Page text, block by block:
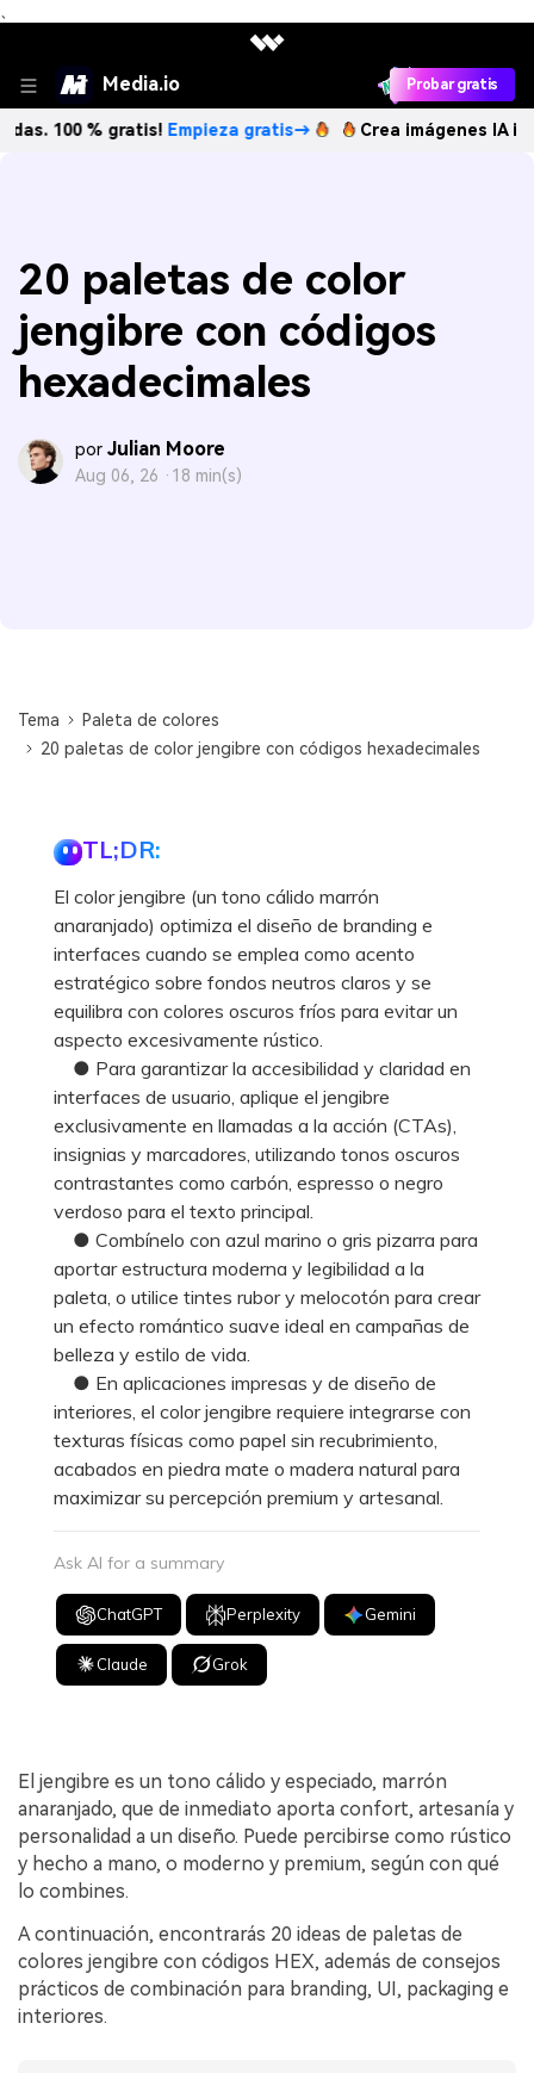
、
Media.io Probar gratis
% gratis!Empieza gratis→ Crea imágenes IA ilimitadas.
20 paletas de color
jengibre con códigos
hexadecimales
por Julian Moore
Aug 06, 26 · 18 min(s)
Tema
Paleta de colores
20 paletas de color jengibre con códigos hexadecimales
TL;DR:
El color jengibre (un tono cálido marrón
anaranjado) optimiza el diseño de branding e
interfaces cuando se emplea como acento
estratégico sobre fondos neutros claros y se
equilibra con colores oscuros fríos para evitar un
aspecto excesivamente rústico.
● Para garantizar la accesibilidad y claridad en
interfaces de usuario, aplique el jengibre
exclusivamente en llamadas a la acción (CTAs),
insignias y marcadores, utilizando tonos oscuros
contrastantes como carbón, espresso o negro
verdoso para el texto principal.
● Combínelo con azul marino o gris pizarra para
aportar estructura moderna y legibilidad a la
paleta, o utilice tintes rubor y melocotón para crear
un efecto romántico suave ideal en campañas de
belleza y estilo de vida.
● En aplicaciones impresas y de diseño de
interiores, el color jengibre requiere integrarse con
texturas físicas como papel sin recubrimiento,
acabados en piedra mate o madera natural para
maximizar su percepción premium y artesanal.
Ask AI for a summary
ChatGPT Perplexity Gemini
Claude Grok
El jengibre es un tono cálido y especiado, marrón
anaranjado, que de inmediato aporta confort, artesanía y
personalidad a un diseño. Puede percibirse como rústico
y hecho a mano, o moderno y premium, según con qué
lo combines.
A continuación, encontrarás 20 ideas de paletas de
colores jengibre con códigos HEX, además de consejos
prácticos de combinación para branding, UI, packaging e
interiores.